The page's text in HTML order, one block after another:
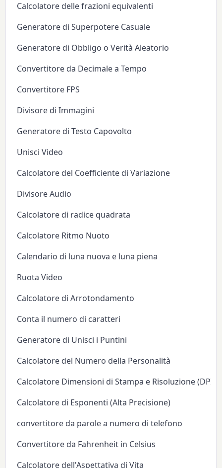
Calcolatore delle frazioni equivalenti
Generatore di Superpotere Casuale
Generatore di Obbligo o Verità Aleatorio
Convertitore da Decimale a Tempo
Convertitore FPS
Divisore di Immagini
Generatore di Testo Capovolto
Unisci Video
Calcolatore del Coefficiente di Variazione
Divisore Audio
Calcolatore di radice quadrata
Calcolatore Ritmo Nuoto
Calendario di luna nuova e luna piena
Ruota Video
Calcolatore di Arrotondamento
Conta il numero di caratteri
Generatore di Unisci i Puntini
Calcolatore del Numero della Personalità
Calcolatore Dimensioni di Stampa e Risoluzione (DPI/
Calcolatore di Esponenti (Alta Precisione)
convertitore da parole a numero di telefono
Convertitore da Fahrenheit in Celsius
Calcolatore dell'Aspettativa di Vita